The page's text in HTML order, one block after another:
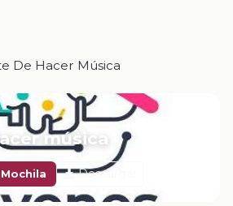
De Hacer Música
música
Descargar